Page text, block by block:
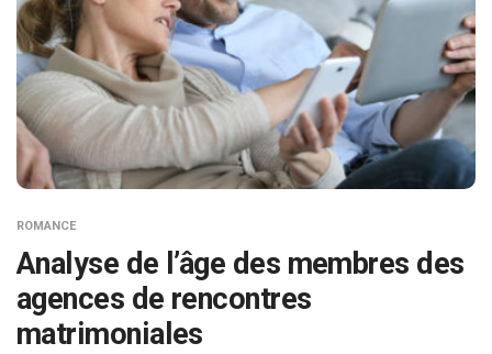
ROMANCE
Analyse de l’âge des membres des
agences de rencontres
matrimoniales